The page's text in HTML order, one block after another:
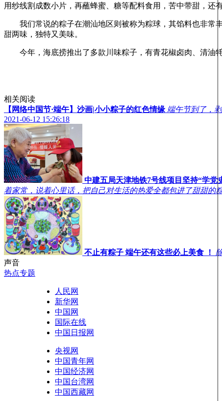
用纱线割成数小片，再蘸蜂蜜、糖等配料食用，苦中带甜，还
我们常说的粽子在潮汕地区则被称为粽球，其馅料也非常
甜两味，独特又美味。
今年，海底捞推出了多款川味粽子，有青花椒卤肉、清油
相关阅读
【网络中国节·端午】沙画|小小粽子的红色情缘 端午节到了，
2021-06-12 15:26:18
中建五局天津地铁7号线项目坚持“学党
着家常，说着心里话，把自己对生活的热爱全都包进了甜甜的
不止有粽子 端午还有这些必上美食 ！
声音
热点专题
人民网
新华网
中国网
国际在线
中国日报网
央视网
中国青年网
中国经济网
中国台湾网
中国西藏网